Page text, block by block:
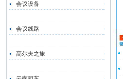
会议设备
会议线路
高尔夫之旅